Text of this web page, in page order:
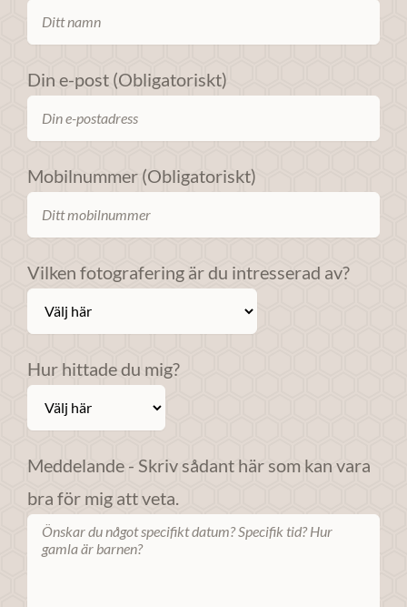
Din e-post (Obligatoriskt)
Mobilnummer (Obligatoriskt)
Vilken fotografering är du intresserad av?
Hur hittade du mig?
Meddelande - Skriv sådant här som kan vara
bra för mig att veta.
Upplevelse
ska prestera
möjligt under
Om du nekar
dessa
cookies
kommer viss
funktionalitet
att försvinna
från
webbplatsen.
Marknadsföring
Genom att dela
intressen och ditt
beteende när du
surfar ökar du
chansen att få se
personligt